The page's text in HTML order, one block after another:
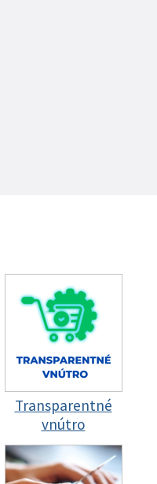
Transparentné
vnútro